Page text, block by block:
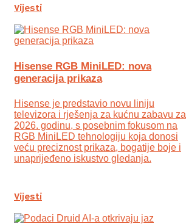
Vijesti
Hisense RGB MiniLED: nova
generacija prikaza
Hisense je predstavio novu liniju
televizora i rješenja za kućnu zabavu za
2026. godinu, s posebnim fokusom na
RGB MiniLED tehnologiju koja donosi
veću preciznost prikaza, bogatije boje i
unaprijeđeno iskustvo gledanja.
Vijesti